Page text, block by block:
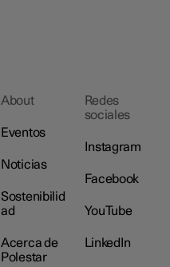
About
Eventos
Noticias
Sostenibilid
ad
Acerca de
Polestar
Redes
sociales
Instagram
Facebook
YouTube
LinkedIn